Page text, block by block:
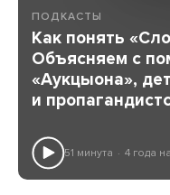
ПОДКАСТЫ
Как понять
Объясняем с
«Аукцыона»,
и
51 минута 4 года